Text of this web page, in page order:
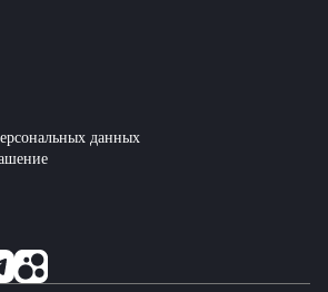
данных